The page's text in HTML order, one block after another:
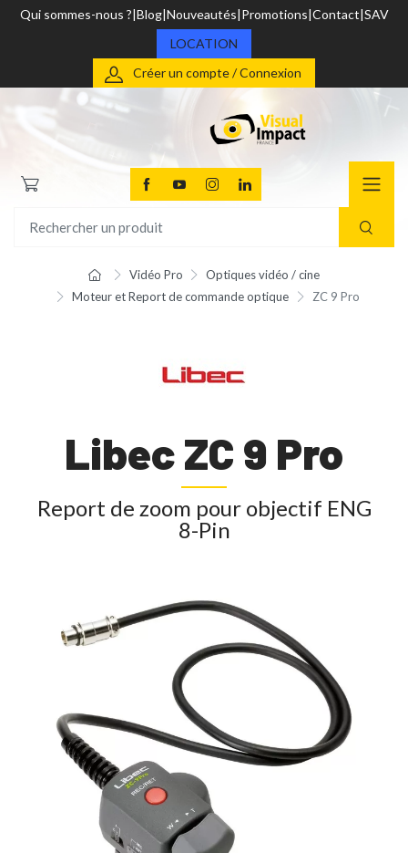
Qui sommes-nous ? Blog Nouveautés Promotions Contact SAV
LOCATION
Créer un compte / Connexion
Vidéo Pro
Optiques vidéo / cine
Moteur et Report de commande optique
ZC 9 Pro
Libec ZC 9 Pro
Report de zoom pour objectif ENG
8-Pin